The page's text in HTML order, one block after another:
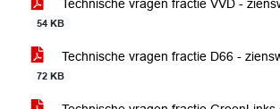
Technische vragen fractie VVD -
54 KB
Technische vragen fractie D66 -
72 KB